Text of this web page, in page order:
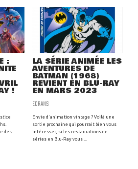
:
!
des
LA SÉRIE ANIMÉE LES
AVENTURES DE
BATMAN (1968)
REVIENT EN BLU-RAY
EN MARS 2023
ECRANS
Envie d'animation vintage ? Voilà une
sortie prochaine qui pourrait bien vous
intéresser, si les restaurations de
séries en Blu-Ray vous ...